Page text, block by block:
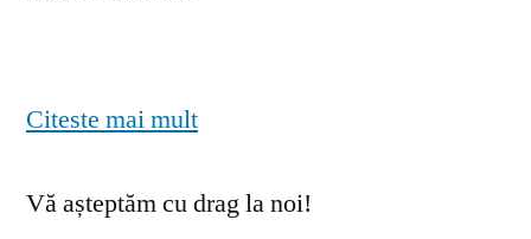
Citeste mai mult
Vă așteptăm cu drag la noi!